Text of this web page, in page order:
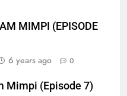
MIMPI (EPISODE
6 years ago 0
Mimpi (Episode 7)